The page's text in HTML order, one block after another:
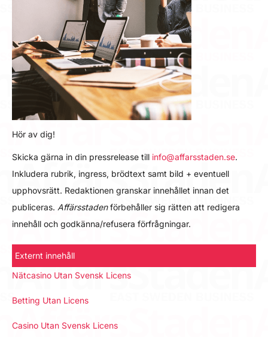
Hör av dig!
Skicka gärna in din pressrelease till info@affarsstaden.se.
Inkludera rubrik, ingress, brödtext samt bild + eventuell
upphovsrätt. Redaktionen granskar innehållet innan det
publiceras. Affärsstadenförbehåller sig rätten att redigera
innehåll och godkänna/refusera förfrågningar.
Externt innehåll
Nätcasino Utan Svensk Licens
Betting Utan Licens
Casino Utan Svensk Licens